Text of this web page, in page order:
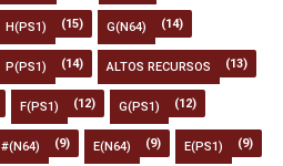
H(PS1) (15) G(N64) (14)
P(PS1) (14) ALTOS RECURSOS (13)
F(PS1) (12) G(PS1) (12)
#(N64) (9) E(N64) (9) E(PS1) (9)